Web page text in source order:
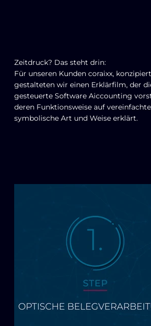
Zeitdruck? Das steht drin:
Für unseren Kunden coraixx,
gestalteten wir einen Erklärfilm, der
gesteuerte Software Aiccounting
deren Funktionsweise auf
symbolische Art und Weise erklärt.